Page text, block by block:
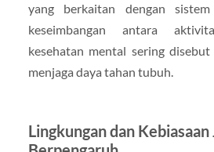
yang berkaitan dengan
keseimbangan antara
kesehatan mental sering
menjaga daya tahan tubuh.
Lingkungan dan Kebiasaan